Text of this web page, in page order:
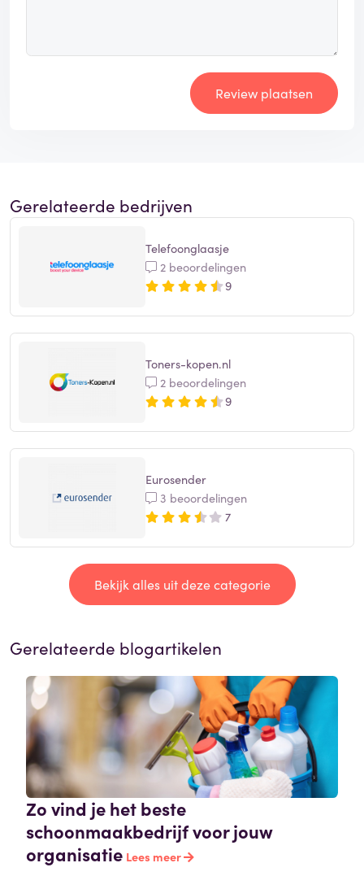
Review plaatsen
Gerelateerde bedrijven
Telefoonglaasje
2 beoordelingen
9
Toners-kopen.nl
2 beoordelingen
9
Eurosender
3 beoordelingen
7
Bekijk alles uit deze categorie
Gerelateerde blogartikelen
Zo vind je het beste
schoonmaakbedrijf voor jouw
organisatie Lees meer